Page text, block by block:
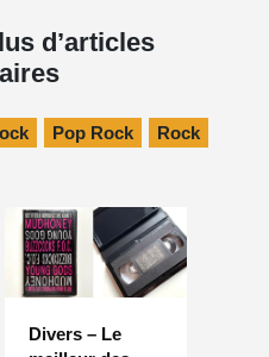
d’articles
Pop Rock Rock
Divers – Le